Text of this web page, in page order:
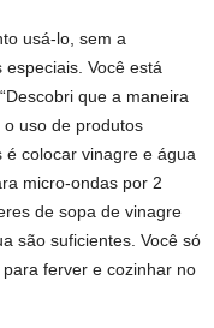
usá-lo, sem a
Você está
que a maneira
uso de produtos
colocar vinagre e água
micro-ondas por 2
de sopa de vinagre
são suficientes. Você só
ferver e cozinhar no